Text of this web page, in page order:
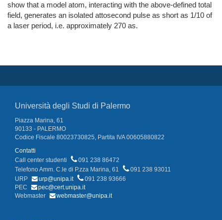
show that a model atom, interacting with the above-defined total
field, generates an isolated attosecond pulse as short as 1/10 of
a laser period, i.e. approximately 270 as.
Università degli Studi di Palermo
Piazza Marina, 61
90133 - PALERMO
Codice Fiscale 80023730825, Partita IVA 00605880822
Contatti
Call center studenti
091 238 86472
Telefono Amm. C.le di P.zza Marina, 61
091 238 93011
URP
urp@unipa.it
091 238 93666
PEC
pec@cert.unipa.it
Webmaster
webmaster@unipa.it